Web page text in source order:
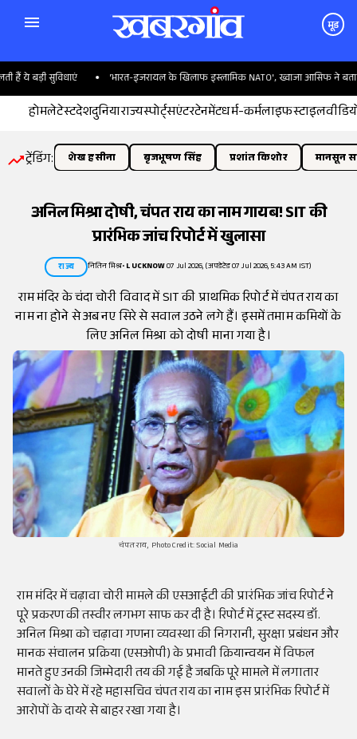
मूड
ये बड़ी सुविधाएं 'भारत-इजरायल के खिलाफ इस्लामिक NATO', ख्वाजा आसिफ ने बताया
होमलेटेस्टदेशदुनियाराज्यस्पोर्ट्सएंटरटेनमेंटधर्म-कर्मलाइफस्टाइल
ट्रेंडिंग: शेख हसीना बृजभूषण सिंह प्रशांत किशोर मानसून
अनिल मिश्रा दोषी, चंपत राय का नाम गायब! SIT की
प्रारंभिक जांच रिपोर्ट में खुलासा
राज्य नितिन मिश्र•LUCKNOW07 Jul 2026, (अपडेटेड 07 Jul 2026, 5:43 AM IST)
राम मंदिर के चंदा चोरी विवाद में SIT की प्राथमिक रिपोर्ट में चंपत राय का
नाम ना होने से अब नए सिरे से सवाल उठने लगे हैं। इसमें तमाम कमियों के
लिए अनिल मिश्रा को दोषी माना गया है।
चंपत राय, Photo Credit: Social Media
राम मंदिर में चढ़ावा चोरी मामले की एसआईटी की प्रारंभिक जांच रिपोर्ट ने
पूरे प्रकरण की तस्वीर लगभग साफ कर दी है। रिपोर्ट में ट्रस्ट सदस्य डॉ.
अनिल मिश्रा को चढ़ावा गणना व्यवस्था की निगरानी, सुरक्षा प्रबंधन और
मानक संचालन प्रक्रिया (एसओपी) के प्रभावी क्रियान्वयन में विफल
मानते हुए उनकी जिम्मेदारी तय की गई है जबकि पूरे मामले में लगातार
सवालों के घेरे में रहे महासचिव चंपत राय का नाम इस प्रारंभिक रिपोर्ट में
आरोपों के दायरे से बाहर रखा गया है।